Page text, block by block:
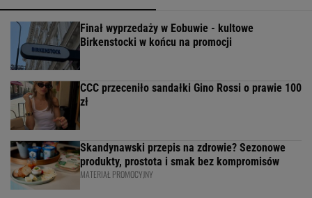
Finał wyprzedaży w Eobuwie - kultowe
Birkenstocki w końcu na promocji
CCC przeceniło sandałki Gino Rossi o prawie 100
zł
Skandynawski przepis na zdrowie? Sezonowe
produkty, prostota i smak bez kompromisów
MATERIAŁ PROMOCYJNY